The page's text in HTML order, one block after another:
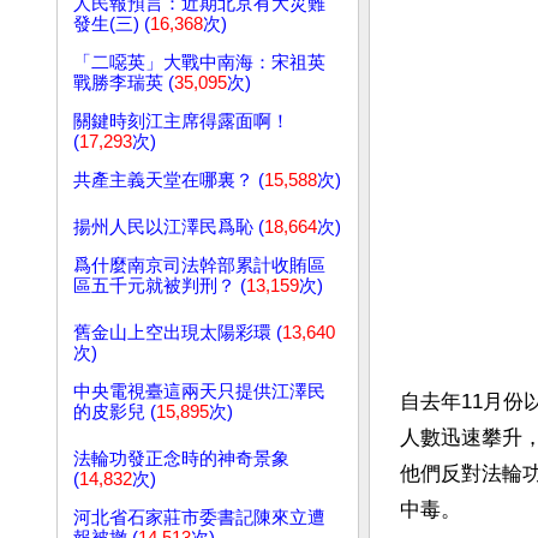
發生(三) (16,368次)
「二噁英」大戰中南海：宋祖英
戰勝李瑞英 (35,095次)
關鍵時刻江主席得露面啊！
(17,293次)
共產主義天堂在哪裏？ (15,588次)
揚州人民以江澤民爲恥 (18,664次)
爲什麼南京司法幹部累計收賄區
區五千元就被判刑？ (13,159次)
舊金山上空出現太陽彩環 (13,640
次)
中央電視臺這兩天只提供江澤民
的皮影兒 (15,895次)
法輪功發正念時的神奇景象
(14,832次)
河北省石家莊市委書記陳來立遭
自去年11月份
人數迅速攀升
他們反對法輪
中毒。